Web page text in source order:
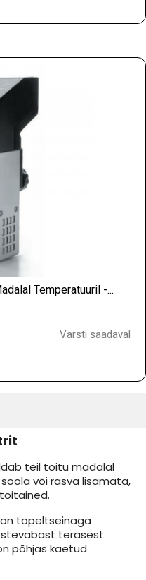
Temperatuuril -...
Varsti saadaval
teil toitu madalal
või rasva lisamata,
topeltseinaga
terasest
põhjas kaetud